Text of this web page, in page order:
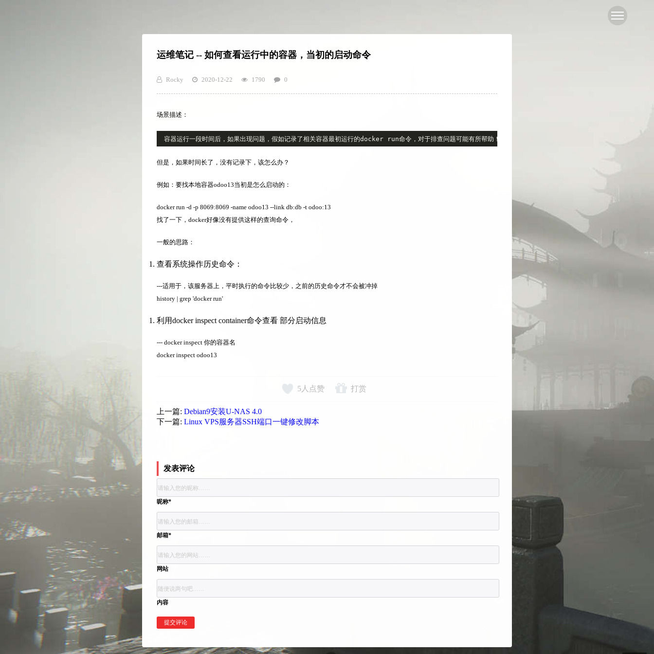
运维笔记 -- 如何查看运行中的容器，当初的启动命令
Rocky 2020-12-22 1790 0
场景描述：
但是，如果时间长了，没有记录下，该怎么办？
例如：要找本地容器odoo13当初是怎么启动的：
docker run -d -p 8069:8069 -name odoo13 --link db:db -t odoo:13
找了一下，docker好像没有提供这样的查询命令，
一般的思路：
查看系统操作历史命令：
---适用于，该服务器上，平时执行的命令比较少，之前的历史命令才不会被冲掉
history | grep 'docker run'
利用docker inspect container命令查看 部分启动信息
--- docker inspect 你的容器名
docker inspect odoo13
5 人点赞 打赏
上一篇: Debian9安装U-NAS 4.0
下一篇: Linux VPS服务器SSH端口一键修改脚本
发表评论
昵称*
邮箱*
网站
内容